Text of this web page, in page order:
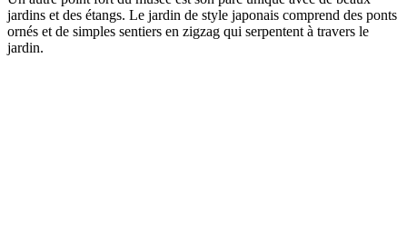
jardins et des étangs. Le jardin de style japonais comprend des ponts
ornés et de simples sentiers en zigzag qui serpentent à travers le
jardin.